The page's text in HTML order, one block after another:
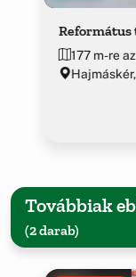
Református
177 m-re
Továbbiak
(2 darab)